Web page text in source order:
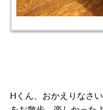
Hくん、おかえりなさ